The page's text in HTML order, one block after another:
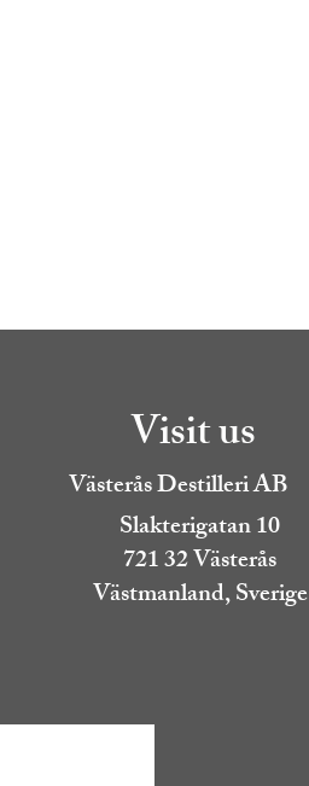
Visit us
Västerås Destilleri AB
Slakterigatan 10
721 32 Västerås
Västmanland, Sverige